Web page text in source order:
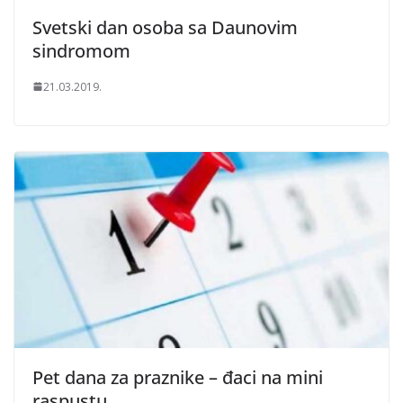
Svetski dan osoba sa Daunovim
sindromom
21.03.2019.
Pet dana za praznike – đaci na mini